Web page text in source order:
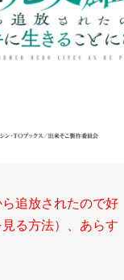
追放されたので好
る方法）、あらす